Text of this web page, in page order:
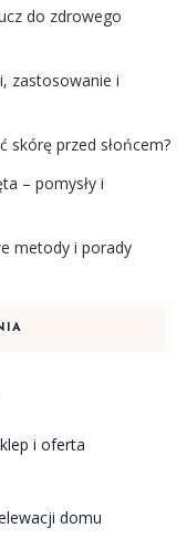
do zdrowego
zastosowanie i
skórę przed słońcem?
– pomysły i
metody i porady
i oferta
domu